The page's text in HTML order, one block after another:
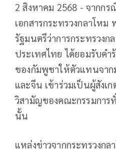
2 สิงหาคม 2568 - จากก
เอกสารกระทรวงกลาโหม
รัฐมนตรีว่าการกระทรวงก
ประเทศไทย ได้ยอมรับคํา
ของกัมพูชาให้ตัวแทนจาก
และจีน เข้าร่วมเป็นผู้สังเ
วิสามัญของคณะกรรมการ
นั้น
แหล่งข่าวจากกระทรวงก